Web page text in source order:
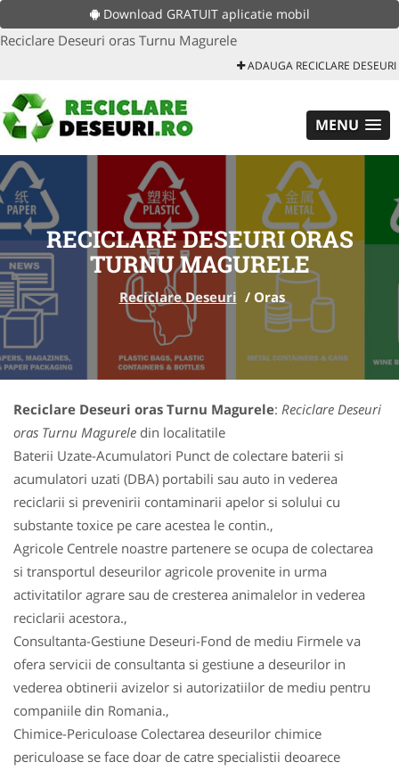
Download GRATUIT aplicatie mobil
Reciclare Deseuri oras Turnu Magurele
ADAUGA RECICLARE DESEURI
MENU
RECICLARE DESEURI ORAS
TURNU MAGURELE
Reciclare Deseuri / Oras
Reciclare Deseuri oras Turnu Magurele: Reciclare Deseuri
oras Turnu Magurele din localitatile
Baterii Uzate-Acumulatori Punct de colectare baterii si
acumulatori uzati (DBA) portabili sau auto in vederea
reciclarii si prevenirii contaminarii apelor si solului cu
substante toxice pe care acestea le contin.,
Agricole Centrele noastre partenere se ocupa de colectarea
si transportul deseurilor agricole provenite in urma
activitatilor agrare sau de cresterea animalelor in vederea
reciclarii acestora.,
Consultanta-Gestiune Deseuri-Fond de mediu Firmele va
ofera servicii de consultanta si gestiune a deseurilor in
vederea obtinerii avizelor si autorizatiilor de mediu pentru
companiile din Romania.,
Chimice-Periculoase Colectarea deseurilor chimice
periculoase se face doar de catre specialistii deoarece